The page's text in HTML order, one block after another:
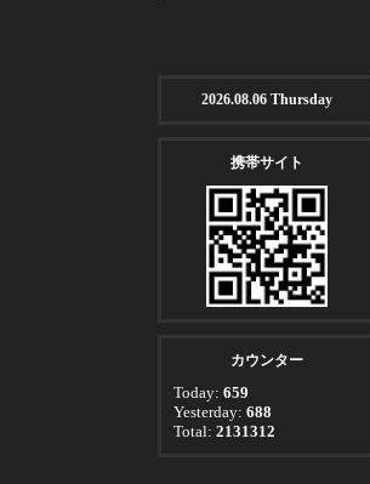
2026.08.06 Thursday
携帯サイト
カウンター
Today: 659
Yesterday: 688
Total: 2131312